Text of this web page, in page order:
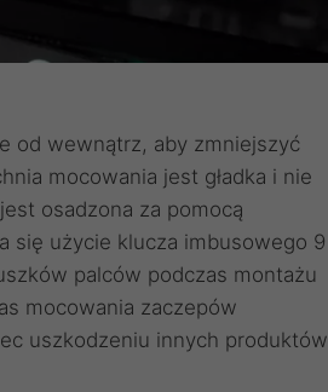
od wewnątrz, aby zmniejszyć
mocowania jest gładka i nie
osadzona za pomocą
się użycie klucza imbusowego 9
palców podczas montażu
mocowania zaczepów
uszkodzeniu innych produktów